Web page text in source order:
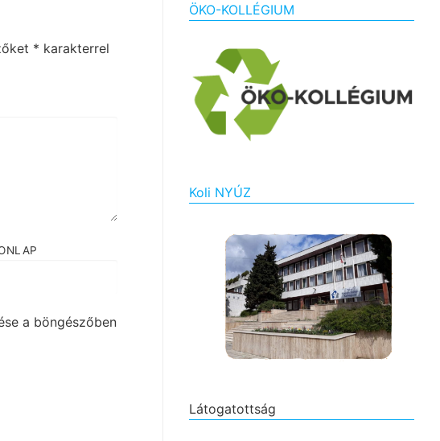
* karakterrel
a böngészőben
ÖKO-KOLLÉGIUM
Koli NYÚZ
Látogatottság